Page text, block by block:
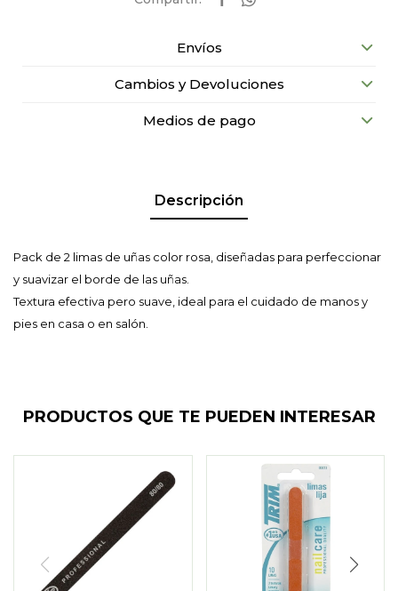
Envíos
Cambios y Devoluciones
Medios de pago
Descripción
Pack de 2 limas de uñas color rosa, diseñadas para perfeccionar
y suavizar el borde de las uñas.
Textura efectiva pero suave, ideal para el cuidado de manos y
pies en casa o en salón.
PRODUCTOS QUE TE PUEDEN INTERESAR